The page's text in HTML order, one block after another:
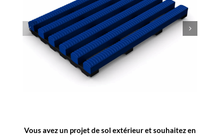
Vous avez un projet de sol extérieur et souhaitez en